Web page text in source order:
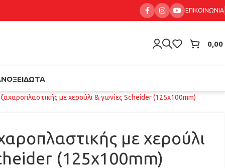
ΕΠΙΚΟΙΝΩΝΊΑ
0,00
με χερούλι & γωνίες Scheider (125x100mm)
με χερούλι
(125x100mm)